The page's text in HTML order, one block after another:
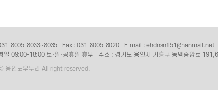
8005-8033~8035 Fax : 031-8005-8020
E-mail : ehdnsnfl51@hanmail.net
일 09:00-18:00 토·일·공휴일 휴무
주소 : 경기도 용인시 기흥구 동백중앙로
용인도우누리 All right reserved.